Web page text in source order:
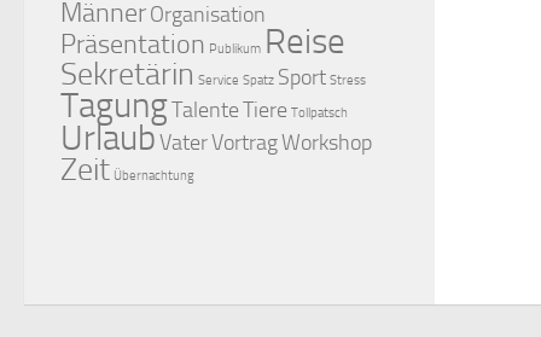
MännerOrganisation
Präsentation Publikum Reise
Sekretärin Service Spatz Sport Stress
TagungTalenteTiere Tollpatsch
UrlaubVaterVortragWorkshop
Zeit Übernachtung